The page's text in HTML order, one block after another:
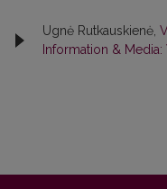
Ugnė Rutkauskienė,
Information &